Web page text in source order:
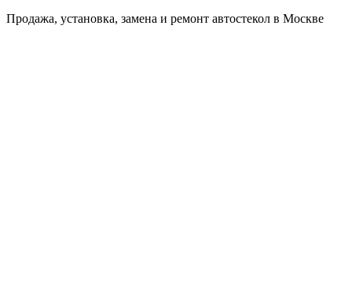
Продажа, установка, замена и ремонт автостекол в Москве